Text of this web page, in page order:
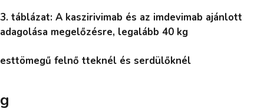
3. táblázat: A kaszirivimab és az imdevimab ajánlott
adagolása megelőzésre, legalább 40 kg
esttömegű felnő tteknél és serdülőknél
g